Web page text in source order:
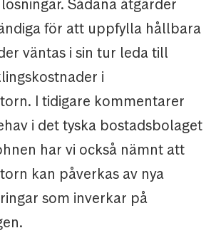
Sådana åtgärder
för att uppfylla hållbara
väntas i sin tur leda till
i
I tidigare kommentarer
i det tyska bostadsbolaget
har vi också nämnt att
kan påverkas av nya
som inverkar på